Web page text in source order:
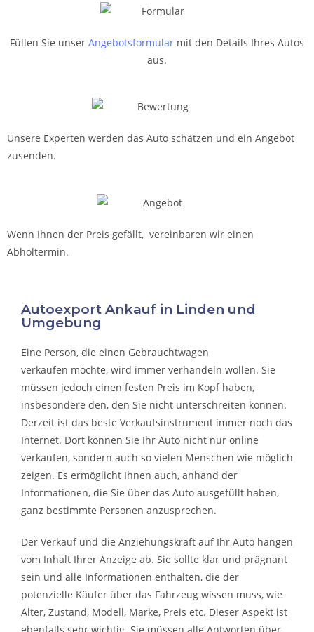
Füllen Sie unser Angebotsformular mit den Details Ihres Autos
aus.
Unsere Experten werden das Auto schätzen und ein Angebot
zusenden.
Wenn Ihnen der Preis gefällt, vereinbaren wir einen
Abholtermin.
Autoexport Ankauf in Linden und
Umgebung
Eine Person, die einen Gebrauchtwagen
verkaufen möchte, wird immer verhandeln wollen. Sie
müssen jedoch einen festen Preis im Kopf haben,
insbesondere den, den Sie nicht unterschreiten können.
Derzeit ist das beste Verkaufsinstrument immer noch das
Internet. Dort können Sie Ihr Auto nicht nur online
verkaufen, sondern auch so vielen Menschen wie möglich
zeigen. Es ermöglicht Ihnen auch, anhand der
Informationen, die Sie über das Auto ausgefüllt haben,
ganz bestimmte Personen anzusprechen.
Der Verkauf und die Anziehungskraft auf Ihr Auto hängen
vom Inhalt Ihrer Anzeige ab. Sie sollte klar und prägnant
sein und alle Informationen enthalten, die der
potenzielle Käufer über das Fahrzeug wissen muss, wie
Alter, Zustand, Modell, Marke, Preis etc. Dieser Aspekt ist